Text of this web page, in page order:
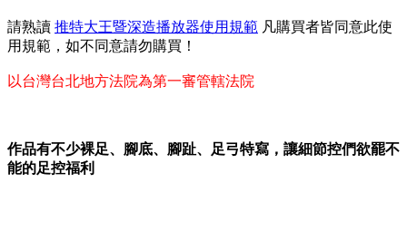
請熟讀 推特大王暨深造播放器使用規範 凡購買者皆同意此使
用規範，如不同意請勿購買！
以台灣台北地方法院為第一審管轄法院
作品有不少裸足、腳底、腳趾、足弓特寫，讓細節控們欲罷不
能的足控福利